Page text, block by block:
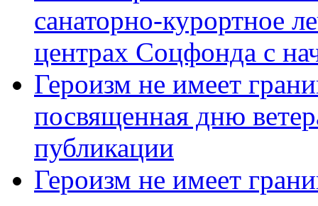
санаторно-курортное
центрах Соцфонда с
Героизм не имеет
посвященная дню
публикации
Героизм не имеет